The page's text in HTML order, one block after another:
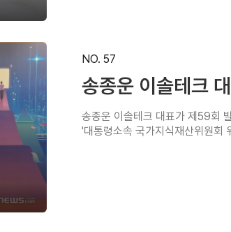
NO. 57
송종운 이솔테크
송종운 이솔테크 대표가 제59회
'대통령소속 국가지식재산위원회